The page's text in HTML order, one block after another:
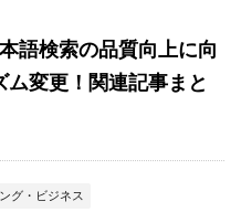
語検索の品質向上に向
ム変更！関連記事まと
グ・ビジネス